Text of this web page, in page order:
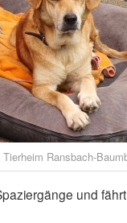
Tierheim Ransbach-
und